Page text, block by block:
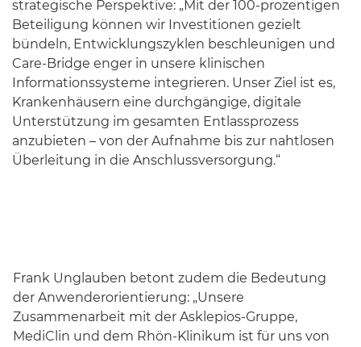
strategische Perspektive: „Mit der 100-prozentigen
Beteiligung können wir Investitionen gezielt
bündeln, Entwicklungszyklen beschleunigen und
Care-Bridge enger in unsere klinischen
Informationssysteme integrieren. Unser Ziel ist es,
Krankenhäusern eine durchgängige, digitale
Unterstützung im gesamten Entlassprozess
anzubieten – von der Aufnahme bis zur nahtlosen
Überleitung in die Anschlussversorgung.“
Frank Unglauben betont zudem die Bedeutung
der Anwenderorientierung: „Unsere
Zusammenarbeit mit der Asklepios-Gruppe,
MediClin und dem Rhön-Klinikum ist für uns von